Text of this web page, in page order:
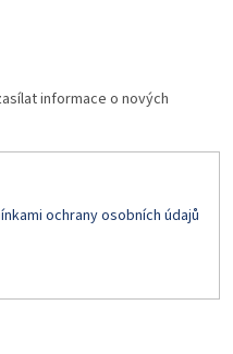
informace o nových
ochrany osobních údajů